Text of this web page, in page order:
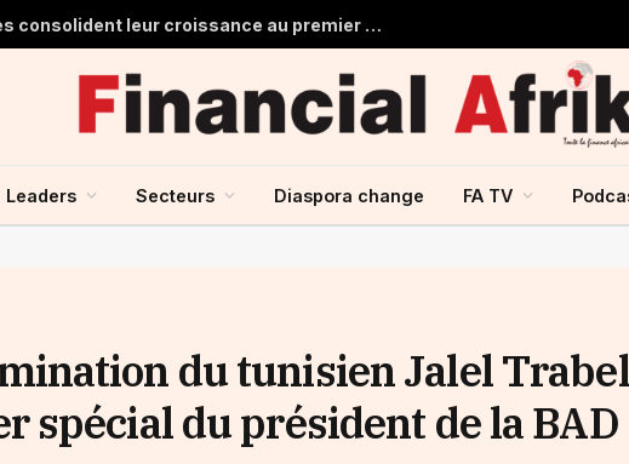
Les banques marocaines consolident leur croissance au premier semestre 2026
Leaders Secteurs Diaspora change FA TV
du tunisien Jalel
spécial du président de la BAD